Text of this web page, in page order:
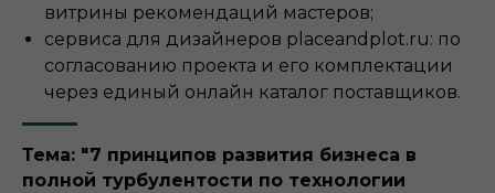
витрины рекомендаций мастеров;
сервиса для дизайнеров placeandplot.ru: по
согласованию проекта и его комплектации
через единый онлайн каталог поставщиков.
Тема: "7 принципов развития бизнеса в
полной турбулентости по технологии